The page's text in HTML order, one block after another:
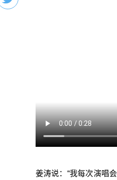
姜涛说：“我每次演唱